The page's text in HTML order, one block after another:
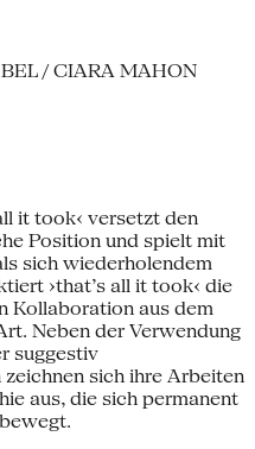
/ CIARA MAHON
it took‹ versetzt den
Position und spielt mit
sich wiederholendem
›that’s all it took‹ die
Kollaboration aus dem
Neben der Verwendung
suggestiv
sich ihre Arbeiten
aus, die sich permanent